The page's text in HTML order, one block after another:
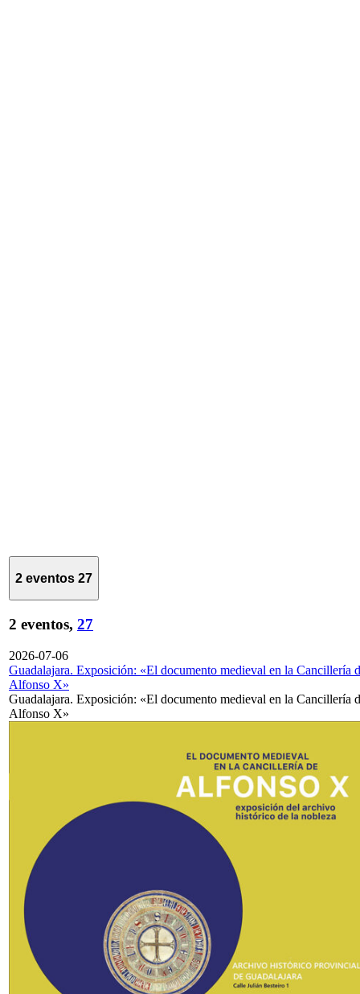
2 eventos 27
2 eventos, 27
2026-07-06
Guadalajara. Exposición: «El documento medieval en la Cancillería
Alfonso X»
Guadalajara. Exposición: «El documento medieval en la Cancillería
Alfonso X»